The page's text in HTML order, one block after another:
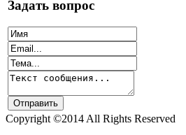
Задать вопрос
Copyright ©2014 All Rights Reserved